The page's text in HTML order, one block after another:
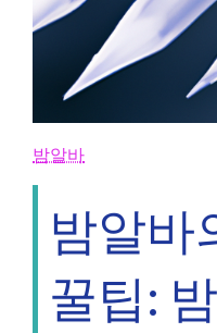
밤알바
밤알바
꿀팁: